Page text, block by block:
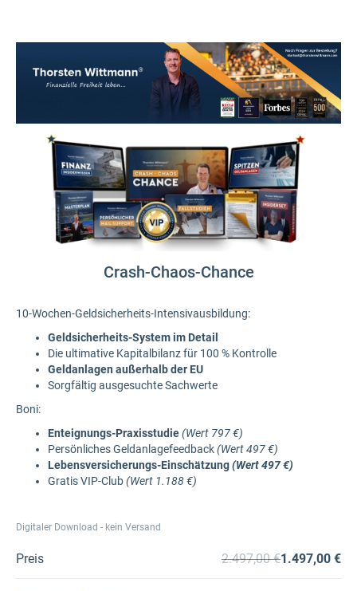
Crash-Chaos-Chance
10-Wochen-Geldsicherheits-Intensivausbildung:
Geldsicherheits-System im Detail
Die ultimative Kapitalbilanz für 100 % Kontrolle
Geldanlagen außerhalb der EU
Sorgfältig ausgesuchte Sachwerte
Boni:
Enteignungs-Praxisstudie(Wert 797 €)
Persönliches Geldanlagefeedback(Wert 497 €)
Lebensversicherungs-Einschätzung(Wert 497 €)
Gratis VIP-Club(Wert 1.188 €)
Digitaler Download - kein Versand
Preis 2.497,00 €1.497,00 €